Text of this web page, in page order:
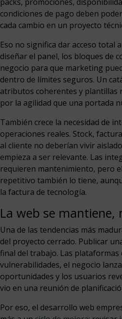
condiciones de pago deben
cada cambio en un proyecto
Eso no significa dar acceso total
diseñar el panel, los bloques de
negocio para que marketing
dentro de límites seguros. Un
atributos coherentes y plantillas
por la agilidad que una portada
También crece la necesidad de
operaciones reales. Stock,
al cliente no deberían vivir
empieza a ser relevante. Las
requieren mantenimiento, pero
repetitivo también lo tiene,
la factura de tecnología.
La web se mantiene,
Una de las tendencias más
del proyecto cerrado. Publicar
final del trabajo. Las plataformas
vulnerabilidades, el negocio
oportunidades y los usuarios
vio en una reunión de
Por eso, el desarrollo web